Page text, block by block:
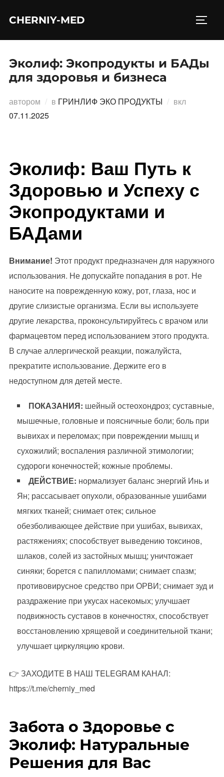
CHERNIY-MED
Эколиф: Экопродукты и БАДы
для здоровья и бизнеса
автором в ГРИНЛИФ ЭКО ПРОДУКТЫ вкл
07.11.2025
Эколиф: Ваш Путь к
Здоровью и Успеху с
Экопродуктами и
БАДами
Внимание! Этот продукт предназначен для наружного
использования. Не допускайте попадания в рот. Не
наносите на поврежденную кожу, рот, глаза, нос и
другие слизистые организма. Если вы используете
другие лекарства, проконсультируйтесь с врачом или
фармацевтом перед использованием этого продукта.
В случае аллергической реакции, пожалуйста,
прекратите использование. Держите его в
недоступном для детей месте.
ПОКАЗАНИЯ: шейный остеохондроз; суставные,
мышечные, головные и поясничные боли; боль при
вывихах и переломах; при повреждении мышц и
сухожилий; воспаления различной этимологии;
судороги конечностей; кожные проблемы.
ДЕЙСТВИЕ: нормализует баланс энергий Инь и
Ян; рассасывает опухоли, образованные ушибами
мягких тканей; снимает отек; сильное
обезболивающее действие при ушибах, вывихах,
растяжениях; способствует выведению токсинов,
шлаков, солей из застойных мышц; уничтожает
синяки; борется с папилломами; снимает спазм;
противовирусное средство при ОРВИ; снимает зуд и
раздражение при укусах насекомых; улучшает
подвижность суставов в конечностях, способствует
восстановлению хрящевой и соединительной ткани;
улучшает циркуляцию крови.
👉 ЗАХОДИТЕ В НАШ TELEGRAM КАНАЛ:
https://t.me/cherniy_med
Забота о Здоровье с
Эколиф: Натуральные
Решения для Вас